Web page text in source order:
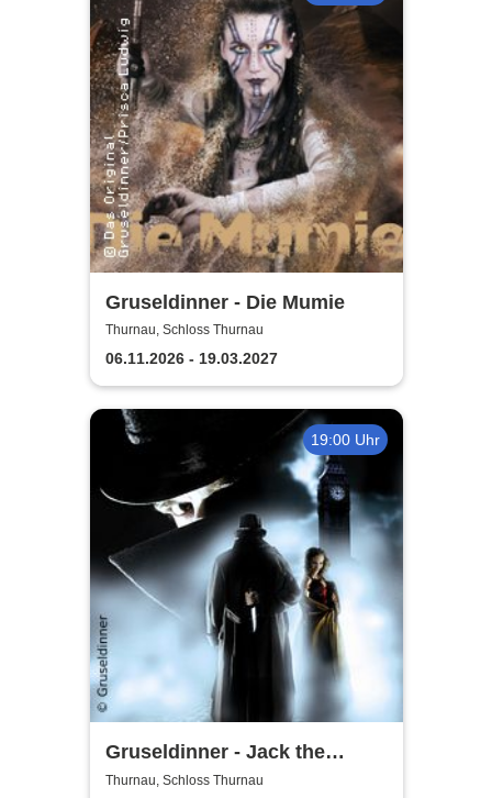
Gruseldinner - Die Mumie
Thurnau, Schloss Thurnau
06.11.2026 - 19.03.2027
19:00 Uhr
Gruseldinner - Jack the
Ripper
Thurnau, Schloss Thurnau